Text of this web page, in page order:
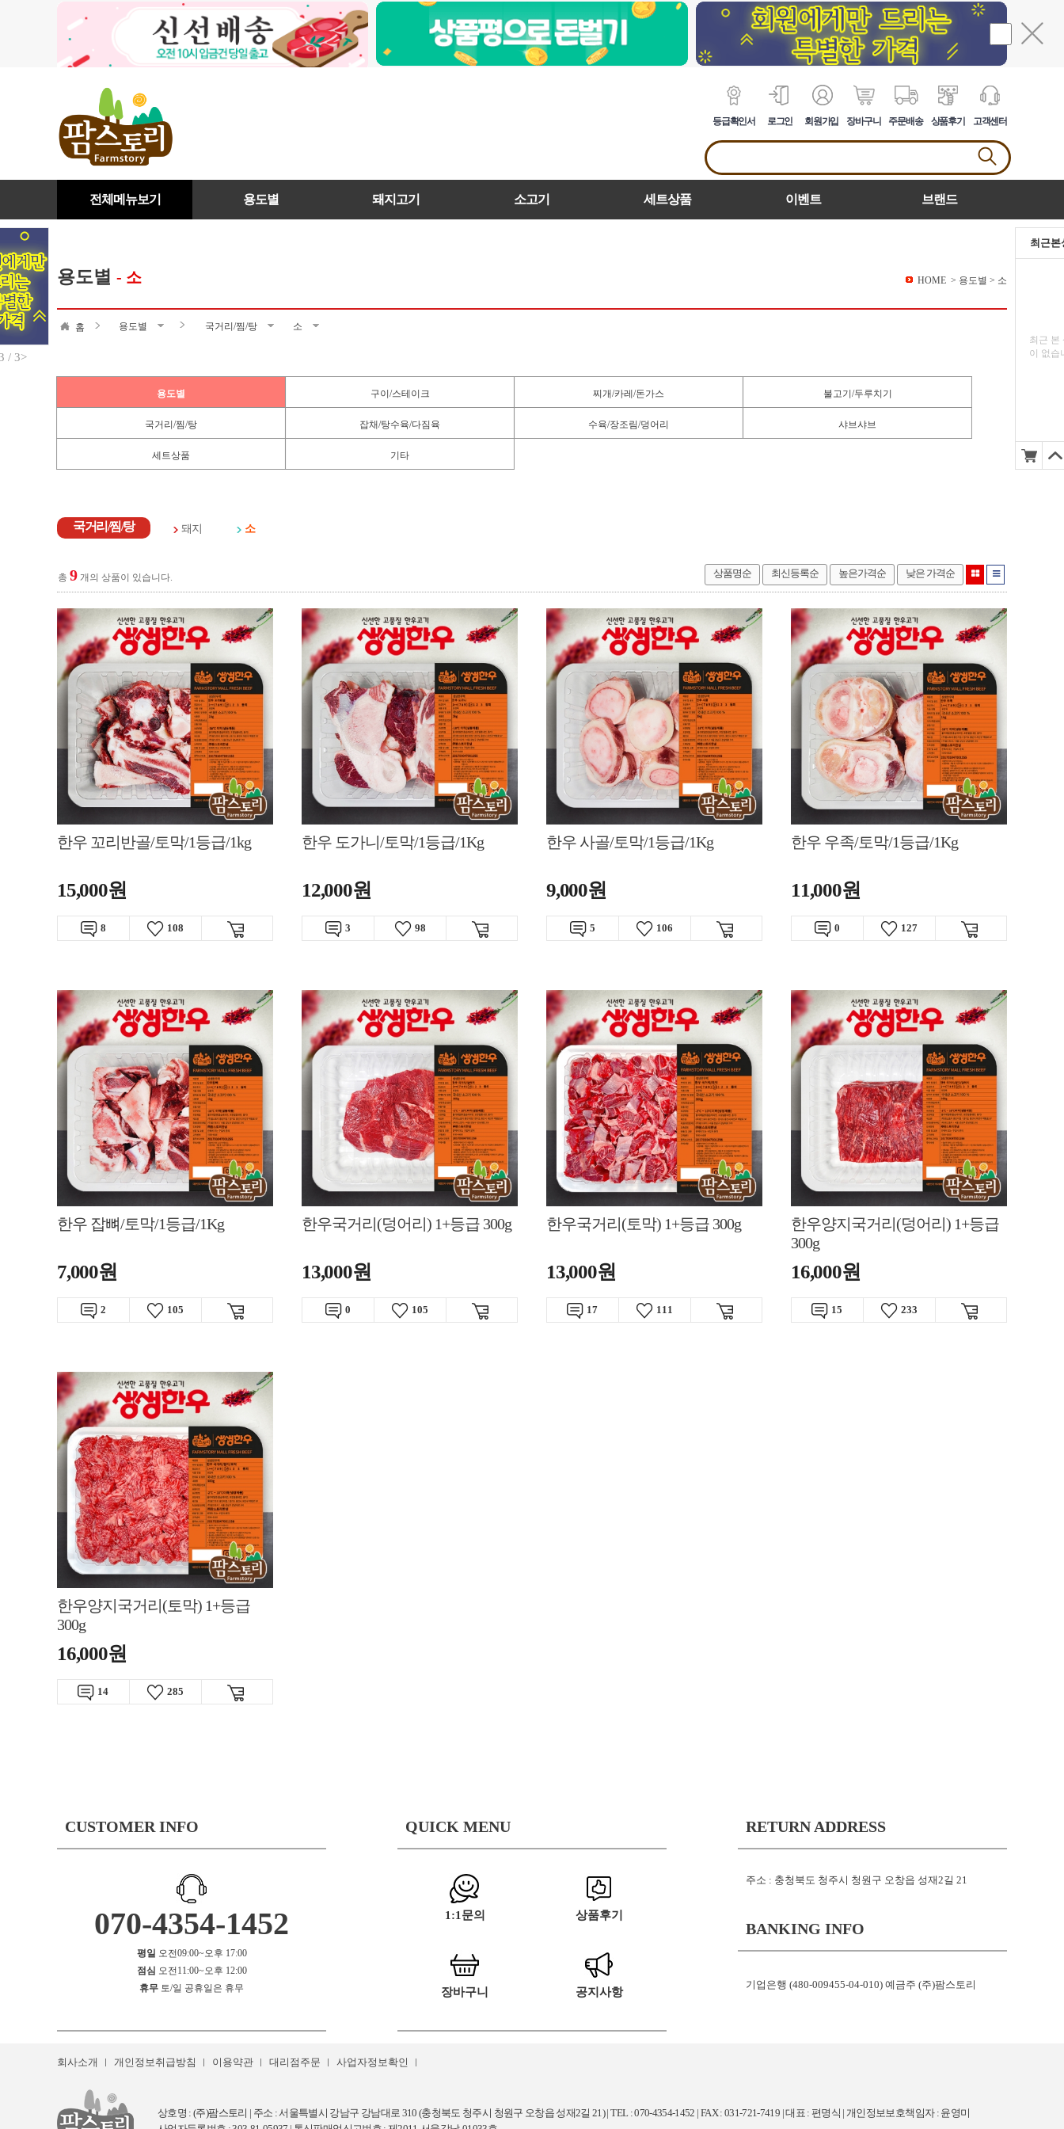
등급확인서 로그인 회원가입 장바구니 주문배송 상품후기 고객센터
전체메뉴보기 용도별 돼지고기 소고기 세트상품 이벤트 브랜드
/ 3>
최근본
최근 본
이 없습
용도별 - 소 HOME > 용도별 > 소
홈 용도별 국거리/찜/탕 소
용도별 구이/스테이크 찌개/카레/돈가스 불고기/두루치기
국거리/찜/탕 잡채/탕수육/다짐육 수육/장조림/덩어리 샤브샤브
세트상품 기타
국거리/찜/탕 돼지 소
총 9 개의 상품이 있습니다. 상품명순 최신등록순 높은가격순 낮은 가격순
한우 꼬리반골/토막/1등급/1kg
15,000원
8 108
한우 도가니/토막/1등급/1Kg
12,000원
3 98
한우 사골/토막/1등급/1Kg
9,000원
5 106
한우 우족/토막/1등급/1Kg
11,000원
0 127
한우 잡뼈/토막/1등급/1Kg
7,000원
2 105
한우국거리(덩어리) 1+등급 300g
13,000원
0 105
한우국거리(토막) 1+등급 300g
13,000원
17 111
한우양지국거리(덩어리) 1+등급
300g
16,000원
15 233
한우양지국거리(토막) 1+등급
300g
16,000원
14 285
CUSTOMER INFO
070-4354-1452
평일 오전09:00~오후 17:00
점심 오전11:00~오후 12:00
휴무 토/일 공휴일은 휴무
QUICK MENU
1:1문의 상품후기
장바구니 공지사항
RETURN ADDRESS
주소 : 충청북도 청주시 청원구 오창읍 성재2길 21
BANKING INFO
기업은행 (480-009455-04-010) 예금주 (주)팜스토리
회사소개 개인정보취급방침 이용약관 대리점주문 사업자정보확인
상호명 :(주)팜스토리 | 주소 : 서울특별시 강남구 강남대로 310 (충청북도 청주시 청원구 오창읍 성재2길 21) | TEL : 070-4354-1452 | FAX : 031-721-7419 | 대표 : 편명식 | 개인정보보호책임자 : 윤영미